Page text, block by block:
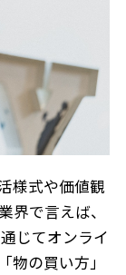
様式や価値観
界で言えば、
じてオンライ
物の買い方」